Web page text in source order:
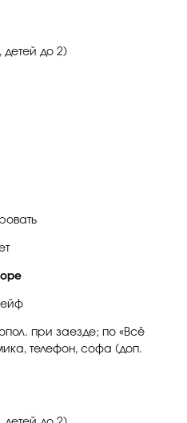
детей до 2)
при заезде; по «Всё
телефон, софа (доп.